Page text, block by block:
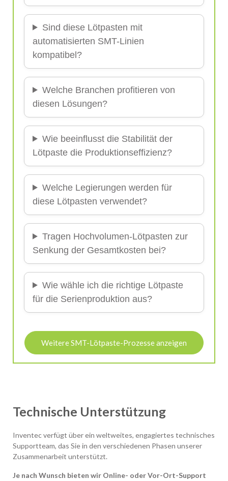
Sind diese Lötpasten mit
automatisierten SMT-Linien
kompatibel?
Welche Branchen profitieren von
diesen Lösungen?
Wie beeinflusst die Stabilität der
Lötpaste die Produktionseffizienz?
Welche Legierungen werden für
diese Lötpasten verwendet?
Tragen Hochvolumen-Lötpasten zur
Senkung der Gesamtkosten bei?
Wie wähle ich die richtige Lötpaste
für die Serienproduktion aus?
Weitere SMT-Lötpaste-Prozesse anzeigen
Technische Unterstützung
Inventec verfügt über ein weltweites, engagiertes technisches
Supportteam, das Sie in den verschiedenen Phasen unserer
Zusammenarbeit unterstützt.
Je nach Wunsch bieten wir Online- oder Vor-Ort-Support